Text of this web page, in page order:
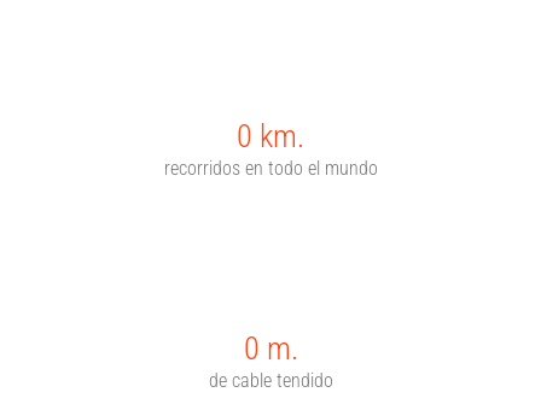
0 km.
recorridos en todo el mundo
0 m.
de cable tendido